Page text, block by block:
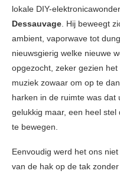
lokale DIY-
Dessauvage. Hij beweegt
ambient, vaporwave tot
nieuwsgierig welke nieuwe
opgezocht, zeker gezien
muziek zowaar om op te
harken in de ruimte was dat
gelukkig maar, een heel
te bewegen.
Eenvoudig werd het ons
van de hak op de tak